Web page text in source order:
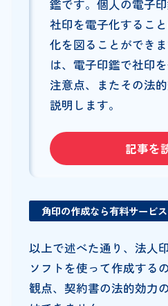
記事を
鑑です。個人の電子印
社印を電子化するこ
化を図ることができ
は、電子印鑑で社印
注意点、またその法
説明します。
角印の作成なら有料サービ
以上で述べた通り、法人
ソフトを使って作成する
観点、契約書の法的効力